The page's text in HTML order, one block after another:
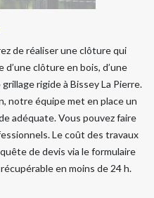
de réaliser une clôture qui
d’une clôture en bois, d’une
rigide à Bissey La Pierre.
notre équipe met en place un
adéquate. Vous pouvez faire
Le coût des travaux
de devis via le formulaire
en moins de 24 h.